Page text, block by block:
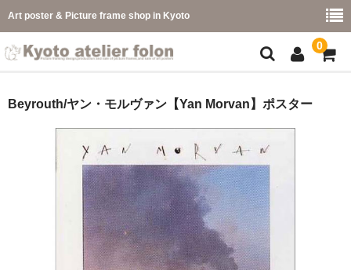
Art poster & Picture frame shop in Kyoto
0
フレーム一覧
カラー別
イメージ別
フレーム幅別
価格コード別
Beyrouth/ヤン・モルヴァン【Yan Morvan】ポスター